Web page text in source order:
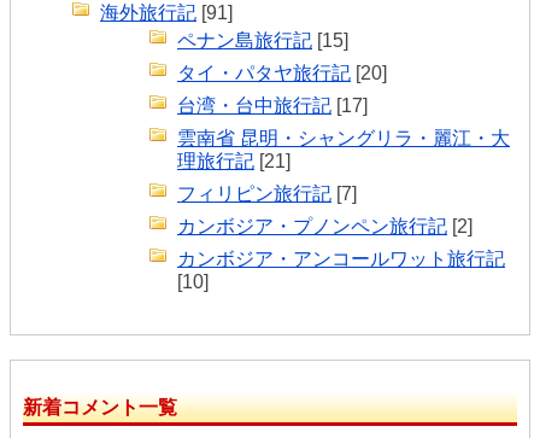
海外旅行記 [91]
ペナン島旅行記 [15]
タイ・パタヤ旅行記 [20]
台湾・台中旅行記 [17]
雲南省 昆明・シャングリラ・麗江・大
理旅行記 [21]
フィリピン旅行記 [7]
カンボジア・プノンペン旅行記 [2]
カンボジア・アンコールワット旅行記
[10]
新着コメント一覧